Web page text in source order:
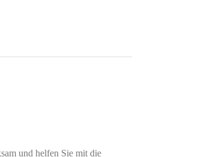
und helfen Sie mit die